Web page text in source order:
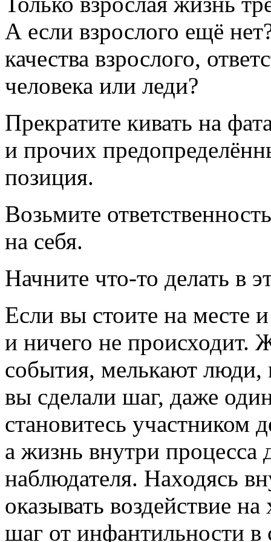
А если взрослого ещё
качества взрослого,
человека или леди?
Прекратите кивать на
и прочих
позиция.
Возьмите
на себя.
Начните что-то делать в
Если вы стоите на месте
и ничего не происходит.
события, мелькают люди,
вы сделали шаг, даже
становитесь участником
а жизнь внутри процесса
наблюдателя. Находясь
оказывать воздействие
шаг от инфантильности в